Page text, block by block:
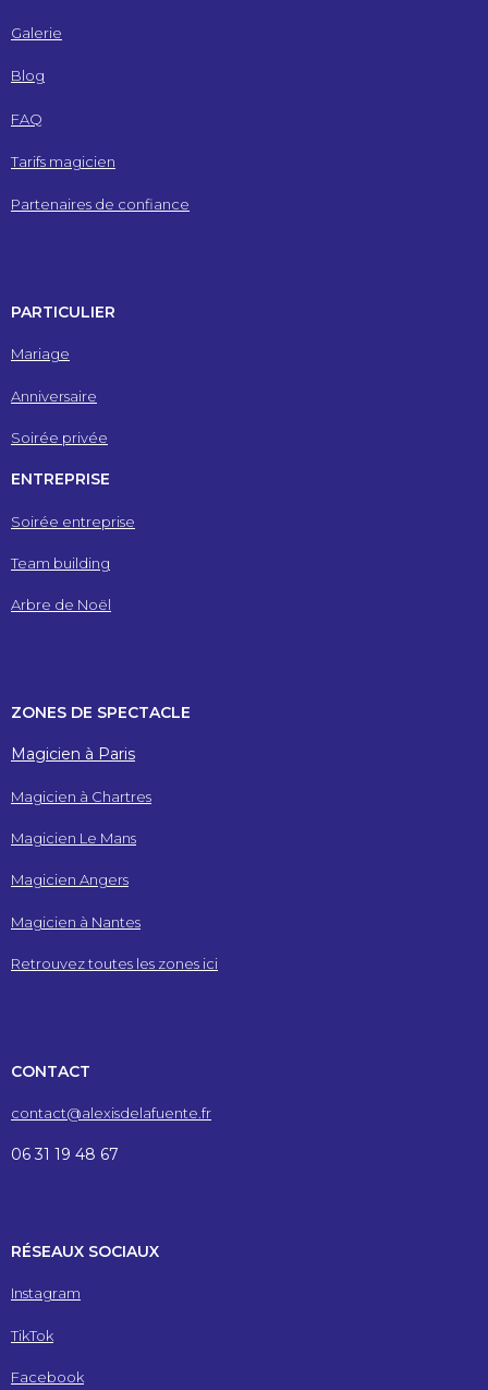
Galerie
Blog
FAQ
Tarifs magicien
Partenaires de confiance
PARTICULIER
Mariage
Anniversaire
Soirée privée
ENTREPRISE
Soirée entreprise
Team building
Arbre de Noël
ZONES DE SPECTACLE
Magicien à Paris
Magicien à Chartres
Magicien Le Mans
Magicien Angers
Magicien à Nantes
Retrouvez toutes les zones ici
CONTACT
contact@alexisdelafuente.fr
06 31 19 48 67
RÉSEAUX SOCIAUX
Instagram
TikTok
Facebook